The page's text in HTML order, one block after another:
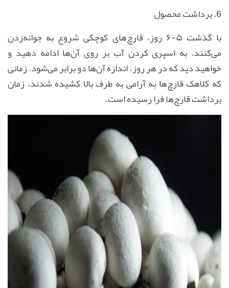
6. برداشت محصول
با گذشت ۵-۶ روز، قارچ‌های کوچکی شروع به جوانه‌زدن
می‌کنند. به اسپری کردن آب بر روی آن‌ها ادامه دهید و
خواهید دید که در هر روز،‌ اندازه آن‌ها دو برابر می‌شود. زمانی
که کلاهک قارچ‌ها به آرامی به طرف بالا کشیده شدند، زمان
برداشت قارچ‌ها فرا رسیده است.